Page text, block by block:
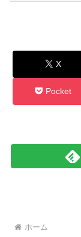
X
Pocket
ホーム